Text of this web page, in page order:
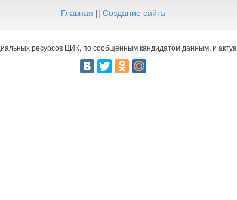
Главная || Создание сайта
ресурсов ЦИК, по сообщенным кандидатом данным, и